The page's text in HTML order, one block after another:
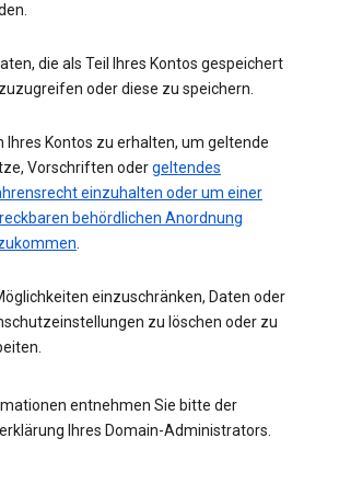
die als Teil Ihres Kontos gespeichert
oder diese zu speichern.
Ihres Kontos zu erhalten, um geltende
Vorschriften odergeltendes
einzuhalten oder um einer
behördlichen Anordnung
.
einzuschränken, Daten oder
zu löschen oder zu
entnehmen Sie bitte der
Ihres Domain-Administrators.